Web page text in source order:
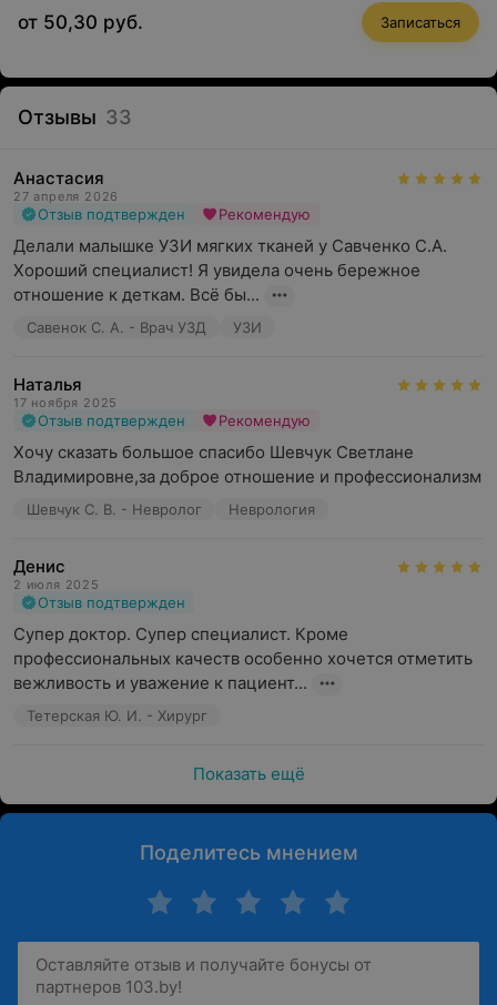
от 50,30 руб.
Записаться
Отзывы 33
Анастасия
27 апреля 2026
Отзыв подтвержден Рекомендую
Делали малышке УЗИ мягких тканей у Савченко С.А.
Хороший специалист! Я увидела очень бережное
отношение к деткам. Всё бы...
Савенок С. А. - Врач УЗД УЗИ
Наталья
17 ноября 2025
Отзыв подтвержден Рекомендую
Хочу сказать большое спасибо Шевчук Светлане
Владимировне,за доброе отношение и профессионализм
Шевчук С. В. - Невролог Неврология
Денис
2 июля 2025
Отзыв подтвержден
Супер доктор. Супер специалист. Кроме
профессиональных качеств особенно хочется отметить
вежливость и уважение к пациент...
Тетерская Ю. И. - Хирург
Показать ещё
Поделитесь мнением